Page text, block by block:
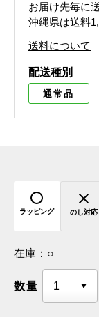
お届け先毎に
沖縄県は送料
送料について
配送種別
通常品
ラッピング のし対応
在庫： ○
数量